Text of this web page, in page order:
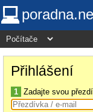
Přihlášení
1 Zadajte svou